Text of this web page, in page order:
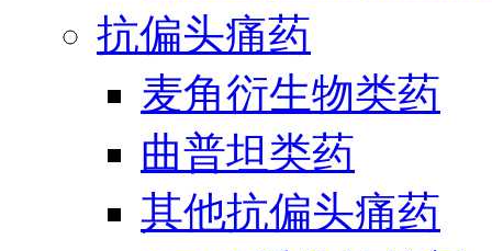
抗偏头痛药
麦角衍生物类药
曲普坦类药
其他抗偏头痛药